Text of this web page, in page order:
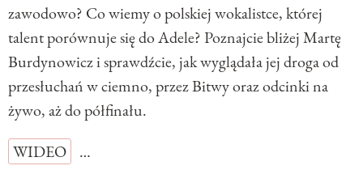
zawodowo? Co wiemy o polskiej wokalistce, której
talent porównuje się do Adele? Poznajcie bliżej Martę
Burdynowicz i sprawdźcie, jak wyglądała jej droga od
przesłuchań w ciemno, przez Bitwy oraz odcinki na
żywo, aż do półfinału.
WIDEO
…